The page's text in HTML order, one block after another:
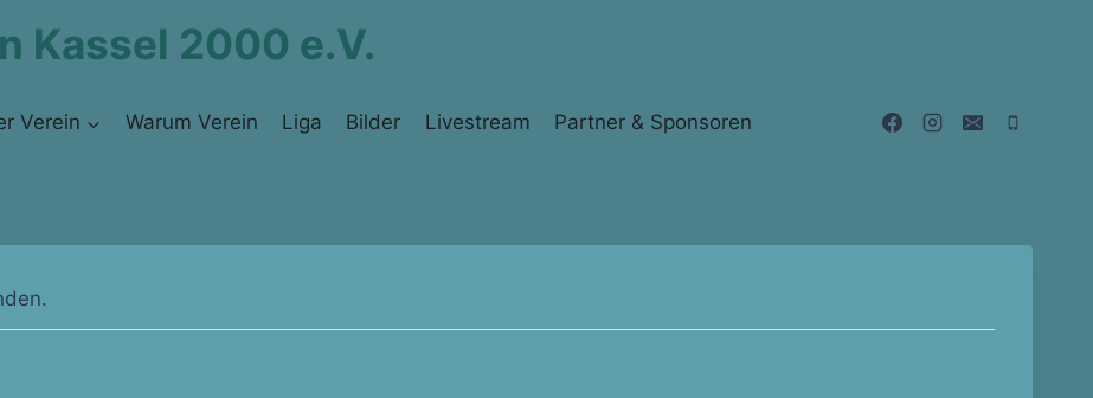
Kassel 2000 e.V.
Verein Warum Verein Liga Bilder Livestream Partner & Sponsoren